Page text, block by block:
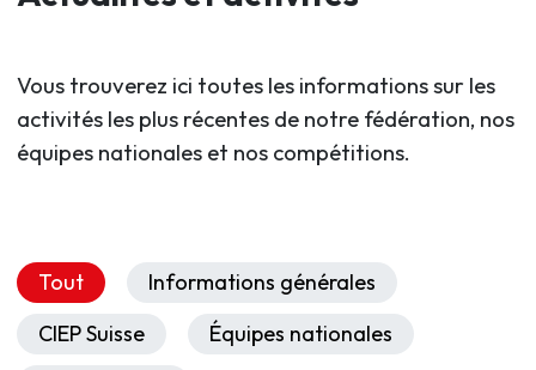
Vous trouverez ici toutes les informations sur les
activités les plus récentes de notre fédération, nos
équipes nationales et nos compétitions.
Tout
Informations générales
CIEP Suisse
Équipes nationales